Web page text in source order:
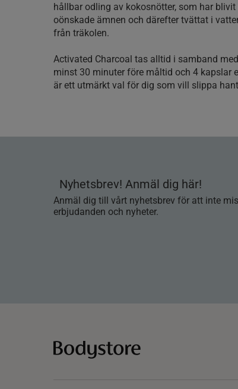
hållbar odling av kokosnötter, som har
oönskade ämnen och därefter tvättat i
från träkolen.
Activated Charcoal tas alltid i samband
minst 30 minuter före måltid och 4 kapslar
är ett utmärkt val för dig som vill slippa
Nyhetsbrev! Anmäl dig här!
Anmäl dig till vårt nyhetsbrev för att inte
erbjudanden och nyheter.